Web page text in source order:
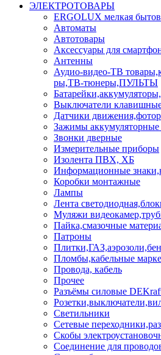
ЭЛЕКТРОТОВАРЫ
ERGOLUX мелкая
Автоматы
Автотовары
Аксессуары для
Антенны
Аудио-видео-ТВ
ры,ТВ-тюнеры,ПУЛЬТЫ
Выключатели
Датчики
Зажимы
Звонки дверные
Измерительные приборы
Изолента ПВХ, ХБ
Информационные
Коробки монтажные
Лампы
Лента
Муляжи
Пайка,смазочные
Патроны
Пломбы,кабельные
Провода, кабель
Прочее
Разъёмы силовые
Светильники
Сетевые
Скобы
Соединение для